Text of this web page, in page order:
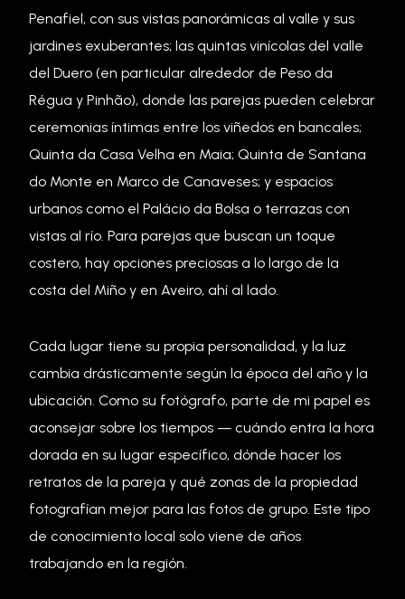
Penafiel, con sus vistas panorámicas al valle y sus
jardines exuberantes; las quintas vinícolas del valle
del Duero (en particular alrededor de Peso da
Régua y Pinhão), donde las parejas pueden celebrar
ceremonias íntimas entre los viñedos en bancales;
Quinta da Casa Velha en Maia; Quinta de Santana
do Monte en Marco de Canaveses; y espacios
urbanos como el Palácio da Bolsa o terrazas con
vistas al río. Para parejas que buscan un toque
costero, hay opciones preciosas a lo largo de la
costa del Miño y en Aveiro, ahí al lado.
Cada lugar tiene su propia personalidad, y la luz
cambia drásticamente según la época del año y la
ubicación. Como su fotógrafo, parte de mi papel es
aconsejar sobre los tiempos — cuándo entra la hora
dorada en su lugar específico, dónde hacer los
retratos de la pareja y qué zonas de la propiedad
fotografían mejor para las fotos de grupo. Este tipo
de conocimiento local solo viene de años
trabajando en la región.